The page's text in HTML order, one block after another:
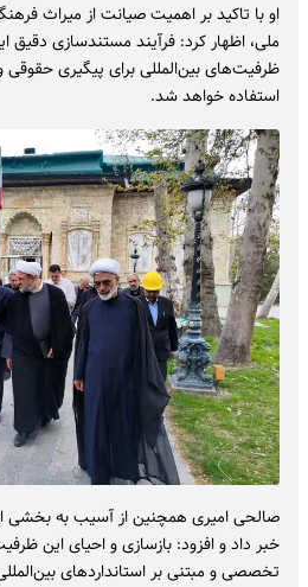
او با تاکید بر اهمیت صیانت از میراث‌
ملی، اظهار کرد: فرآیند مستندسازی دقیق
ظرفیت‌های بین‌المللی برای پیگیری
استفاده خواهد شد.
صالحی‌ امیری همچنین از آسیب به بخشی
خبر داد و افزود: بازسازی و احیای این
تخصصی و مبتنی بر استانداردهای